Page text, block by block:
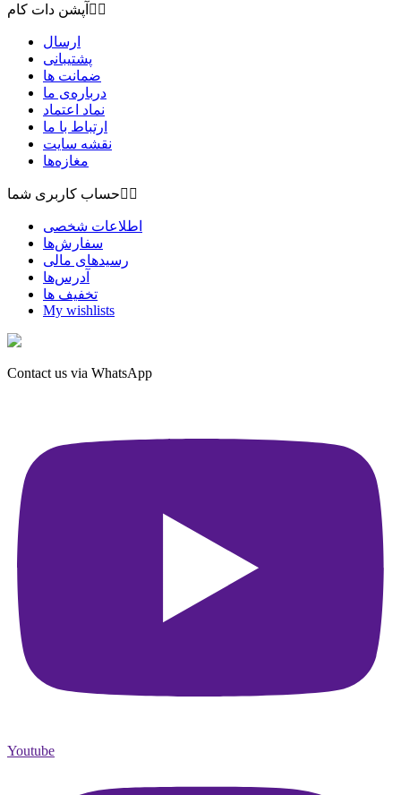
آپشن دات کام  
ارسال
پشتیبانی
ضمانت ها
درباره‌ی ما
نماد اعتماد
ارتباط با ما
نقشه سايت
مغازه‌ها
حساب کاربری شما 
اطلاعات شخصی
سفارش‌ها
رسیدهای مالی
آدرس‌ها
تخفیف ها
My wishlists
Contact us via WhatsApp
Youtube